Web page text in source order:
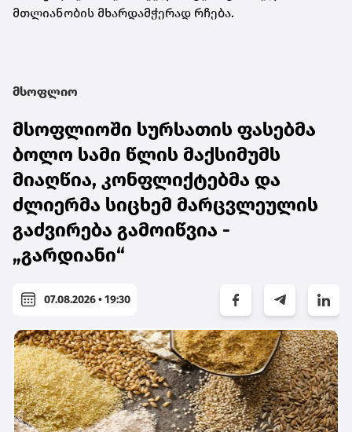
მთლიანობის მხარდამჭერად რჩება.
მსოფლიო
მსოფლიოში სურსათის ფასებმა
ბოლო სამი წლის მაქსიმუმს
მიაღწია, კონფლიქტებმა და
ძლიერმა სიცხემ მარცვლეულის
გაძვირება გამოიწვია -
„გარდიანი“
07.08.2026 • 19:30